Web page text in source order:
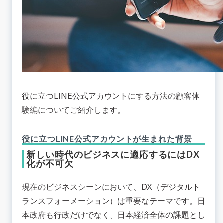
🟢役に立つLINE公式アカウントにする方法[カス
タマーサポート編]
役に立つ！LINE公式アカウントはサポート対応の
質向上にもメリットがある
役に立つ！LINE公式アカウントのチャット機能で
細やかな顧客対応が可能
役に立つ！AIチャットを活用すれば夜間・休日対
📚役に立つLINE公式アカウントにするには顧客体
験向上を意識すること
役に立つLINE公式アカウントにする方法の顧客体
験編についてご紹介します。
役に立つLINE公式アカウントが生まれた背景
新しい時代のビジネスに適応するにはDX
化が不可欠
現在のビジネスシーンにおいて、DX（デジタルト
ランスフォーメーション）は重要なテーマです。日
本政府も行政だけでなく、日本経済全体の課題とし